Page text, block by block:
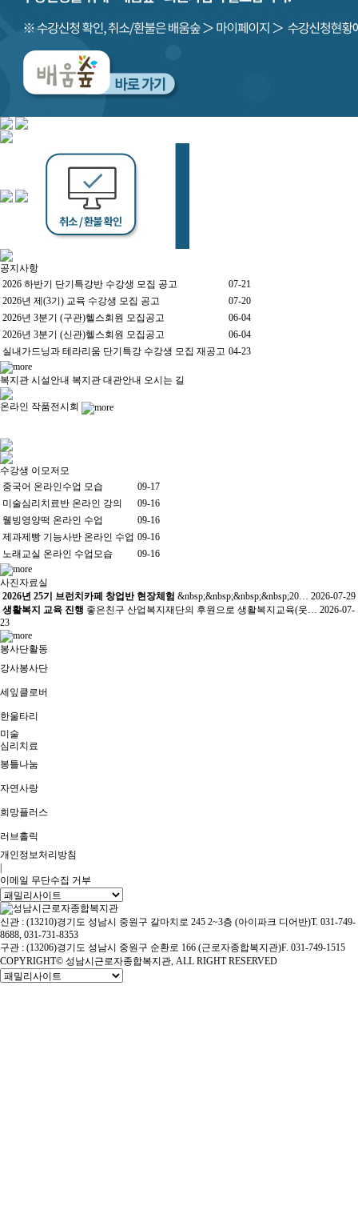
공지사항
2026 하반기 단기특강반 수강생 모집 공고
07-21
2026년 제(3기) 교육 수강생 모집 공고
07-20
2026년 3분기 (구관)헬스회원 모집공고
06-04
2026년 3분기 (신관)헬스회원 모집공고
06-04
실내가드닝과 테라리움 단기특강 수강생 모집 재공고 04-23
복지관 시설안내 복지관 대관안내 오시는 길
온라인 작품전시회
수강생 이모저모
중국어 온라인수업 모습
09-17
미술심리치료반 온라인 강의
09-16
웰빙영양떡 온라인 수업
09-16
제과제빵 기능사반 온라인 수업 09-16
노래교실 온라인 수업모습
09-16
사진자료실
2026년 25기 브런치카페 창업반 현장체험 &nbsp;&nbsp;&nbsp;&nbsp;20… 2026-07-29
생활복지 교육 진행 좋은친구 산업복지재단의 후원으로 생활복지교육(웃… 2026-07-
23
봉사단활동
강사봉사단
세잎클로버
한울타리
미술
심리치료
봉틀나눔
자연사랑
희망플러스
러브홀릭
개인정보처리방침
|
이메일 무단수집 거부
신관 : (13210)경기도 성남시 중원구 갈마치로 245 2~3층 (아이파크 디어반)T. 031-749-
8688, 031-731-8353
구관 : (13206)경기도 성남시 중원구 순환로 166 (근로자종합복지관)F. 031-749-1515
COPYRIGHT© 성남시근로자종합복지관, ALL RIGHT RESERVED